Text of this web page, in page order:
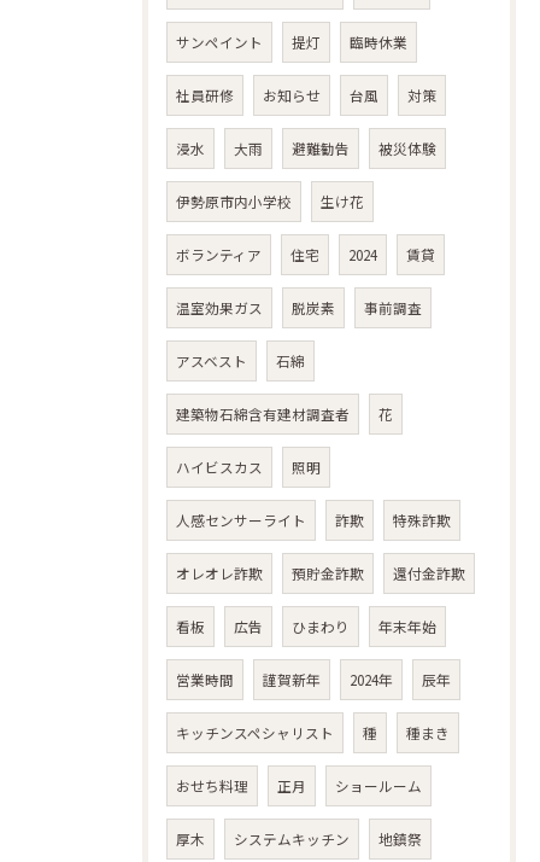
サンペイント 提灯 臨時休業
社員研修 お知らせ 台風 対策
浸水 大雨 避難勧告 被災体験
伊勢原市内小学校 生け花
ボランティア 住宅 2024 賃貸
温室効果ガス 脱炭素 事前調査
アスベスト 石綿
建築物石綿含有建材調査者 花
ハイビスカス 照明
人感センサーライト 詐欺 特殊詐欺
オレオレ詐欺 預貯金詐欺 還付金詐欺
看板 広告 ひまわり 年末年始
営業時間 謹賀新年 2024年 辰年
キッチンスペシャリスト 種 種まき
おせち料理 正月 ショールーム
厚木 システムキッチン 地鎮祭